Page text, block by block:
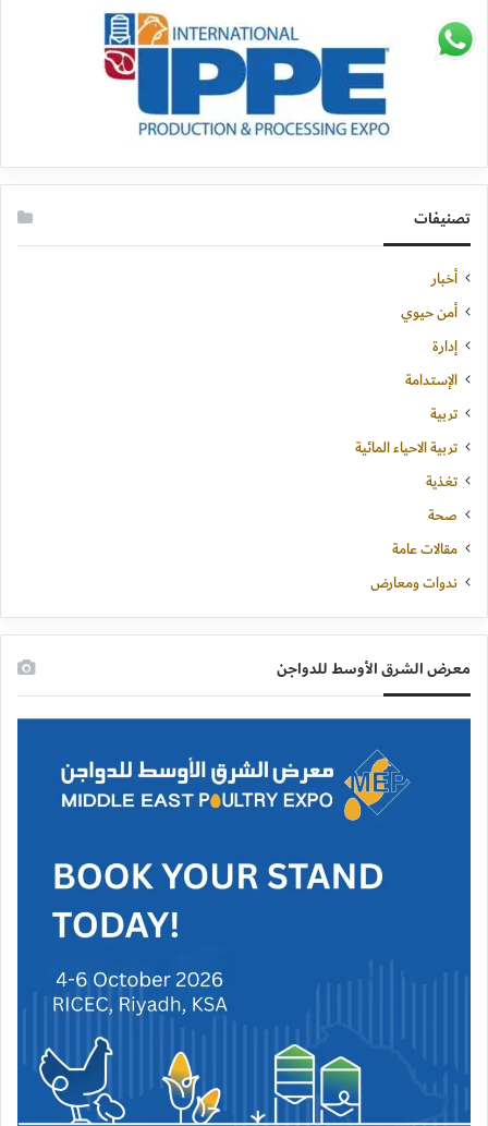
تصنيفات
أخبار
أمن حيوي
إدارة
الإستدامة
تربية
تربية الاحياء المائية
تغذية
صحة
مقالات عامة
ندوات ومعارض
معرض الشرق الأوسط للدواجن